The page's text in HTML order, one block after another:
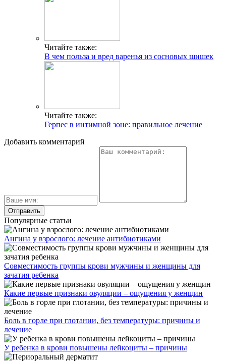
Читайте также:
В чем польза и вред варенья из сосновых шишек
Читайте также:
Герпес в интимной зоне: правильное лечение
Добавить комментарий
Популярные статьи
Ангина у взрослого: лечение антибиотиками
Совместимость группы крови мужчины и женщины для
зачатия ребенка
Какие первые признаки овуляции – ощущения у женщин
Боль в горле при глотании, без температуры: причины и
лечение
У ребенка в крови повышены лейкоциты – причины